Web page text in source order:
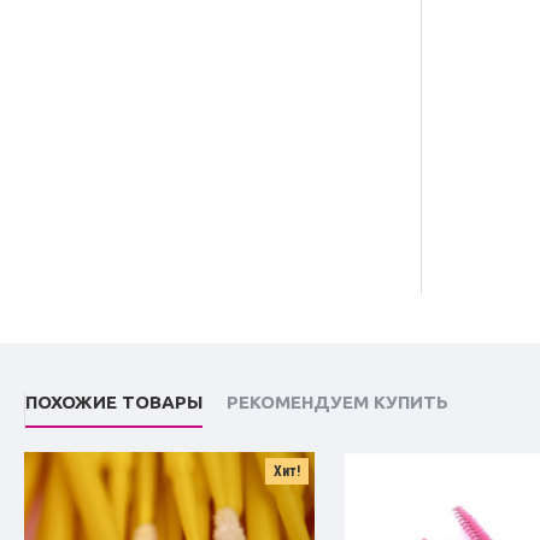
ПОХОЖИЕ ТОВАРЫ РЕКОМЕНДУЕМ КУПИТЬ
Хит!